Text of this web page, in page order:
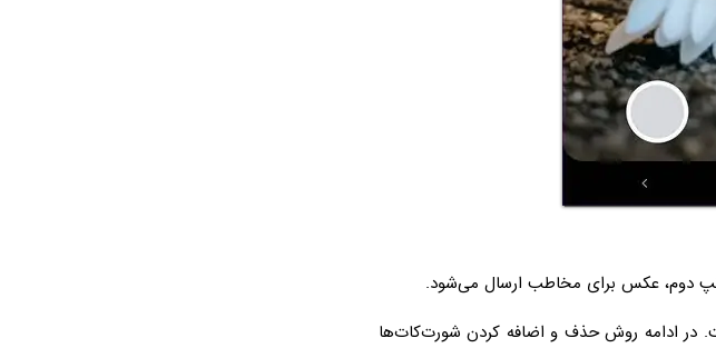
دوم، عکس برای مخاطب ارسال می‌شود.
که تعداد شورت‌کات‌ها حداکثر ۷ مورد است. در ادامه روش حذف و اضافه کردن شورت‌کات‌ها